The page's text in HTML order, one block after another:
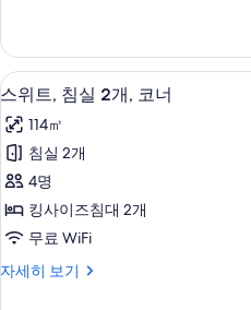
1
개
(Proper
Pool)
사
진
모
두
보
사
이
즈
대
개
(Proper
Pool)
자
세
히
스
위
트,
침
실
2
개,
코
8
스위트, 침실 2개, 코너
114㎡
침실 2개
4명
킹사이즈침대 2개
무료 WiFi
자세히 보기
스